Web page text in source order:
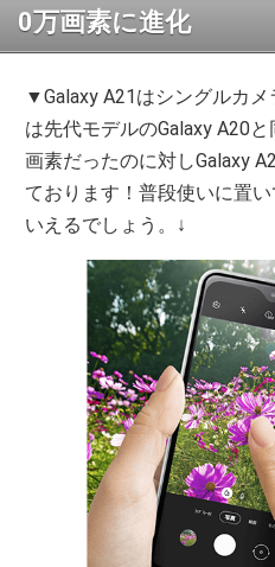
0万画素に進化
▼Galaxy A21はシングルカ
は先代モデルのGalaxy A20
画素だったのに対しGalaxy
ております！普段使いに置
いえるでしょう。↓